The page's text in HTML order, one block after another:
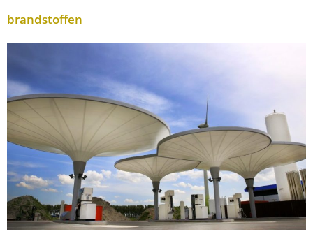
brandstoffen